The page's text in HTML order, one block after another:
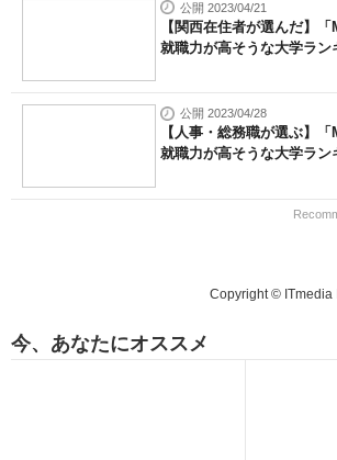
公開 2023/04/21
【関西在住者が選んだ】
就職力が高そうな大学ラン
公開 2023/04/28
【人事・総務職が選ぶ】
就職力が高そうな大学ラン
Copyright © ITmedia
今、あなたにオススメ